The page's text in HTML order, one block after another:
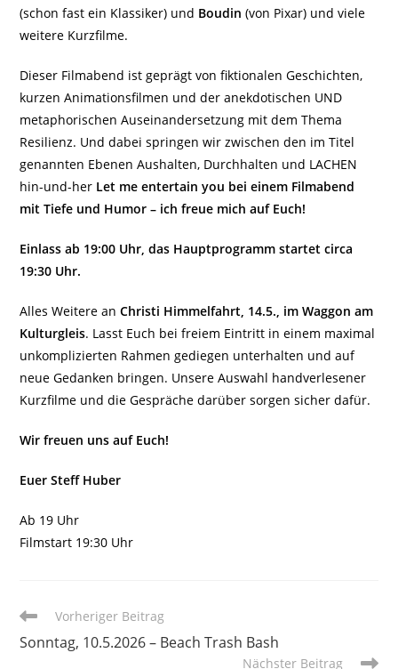
(schon fast ein Klassiker) und Boudin(von Pixar) und viele
weitere Kurzfilme.
Dieser Filmabend ist geprägt von fiktionalen Geschichten,
kurzen Animationsfilmen und der anekdotischen UND
metaphorischen Auseinandersetzung mit dem Thema
Resilienz. Und dabei springen wir zwischen den im Titel
genannten Ebenen Aushalten, Durchhalten und LACHEN
hin-und-her Let me entertain you bei einem Filmabend
mit Tiefe und Humor – ich freue mich auf Euch!
Einlass ab 19:00 Uhr, das Hauptprogramm startet circa
19:30 Uhr.
Alles Weitere anChristi Himmelfahrt, 14.5., im Waggon am
Kulturgleis. Lasst Euch bei freiem Eintritt in einem maximal
unkomplizierten Rahmen gediegen unterhalten und auf
neue Gedanken bringen. Unsere Auswahl handverlesener
Kurzfilme und die Gespräche darüber sorgen sicher dafür.
Wir freuen uns auf Euch!
Euer Steff Huber
Ab 19 Uhr
Filmstart 19:30 Uhr
Weitere
ansehen
Vorheriger Beitrag
Sonntag, 10.5.2026 – Beach Trash Bash
Nächster Beitrag